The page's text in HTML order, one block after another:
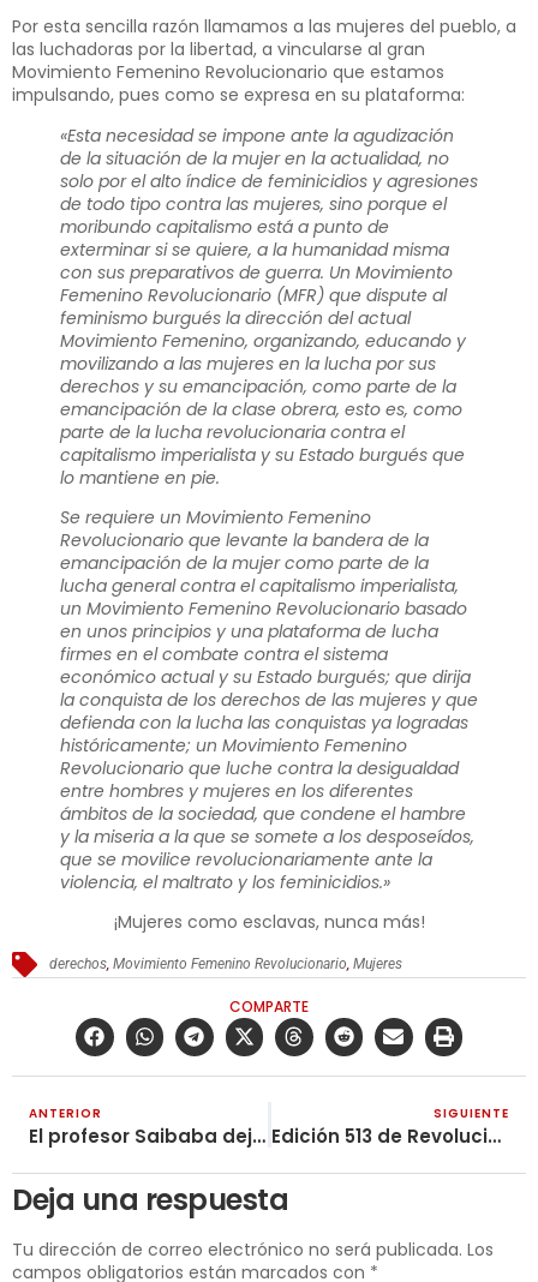
Por esta sencilla razón llamamos a las mujeres del pueblo, a
las luchadoras por la libertad, a vincularse al gran
Movimiento Femenino Revolucionario que estamos
impulsando, pues como se expresa en su plataforma:
«Esta necesidad se impone ante la agudización
de la situación de la mujer en la actualidad, no
solo por el alto índice de feminicidios y agresiones
de todo tipo contra las mujeres, sino porque el
moribundo capitalismo está a punto de
exterminar si se quiere, a la humanidad misma
con sus preparativos de guerra. Un Movimiento
Femenino Revolucionario (MFR) que dispute al
feminismo burgués la dirección del actual
Movimiento Femenino, organizando, educando y
movilizando a las mujeres en la lucha por sus
derechos y su emancipación, como parte de la
emancipación de la clase obrera, esto es, como
parte de la lucha revolucionaria contra el
capitalismo imperialista y su Estado burgués que
lo mantiene en pie.
Se requiere un Movimiento Femenino
Revolucionario que levante la bandera de la
emancipación de la mujer como parte de la
lucha general contra el capitalismo imperialista,
un Movimiento Femenino Revolucionario basado
en unos principios y una plataforma de lucha
firmes en el combate contra el sistema
económico actual y su Estado burgués; que dirija
la conquista de los derechos de las mujeres y que
defienda con la lucha las conquistas ya logradas
históricamente; un Movimiento Femenino
Revolucionario que luche contra la desigualdad
entre hombres y mujeres en los diferentes
ámbitos de la sociedad, que condene el hambre
y la miseria a la que se somete a los desposeídos,
que se movilice revolucionariamente ante la
violencia, el maltrato y los feminicidios.»
¡Mujeres como esclavas, nunca más!
derechos,Movimiento Femenino Revolucionario,Mujeres
COMPARTE
ANTERIOR
El profesor Saibaba deja un legado entre los cruzados por la emancipación humana
SIGUIENTE
Edición 513 de Revolución Obrera: Octubre contra la agresión imperialista
Deja una respuesta
Tu dirección de correo electrónico no será publicada. Los
campos obligatorios están marcados con *